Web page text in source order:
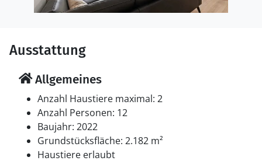
Ausstattung
Allgemeines
Anzahl Haustiere maximal: 2
Anzahl Personen: 12
Baujahr: 2022
Grundstücksfläche: 2.182 m²
Haustiere erlaubt